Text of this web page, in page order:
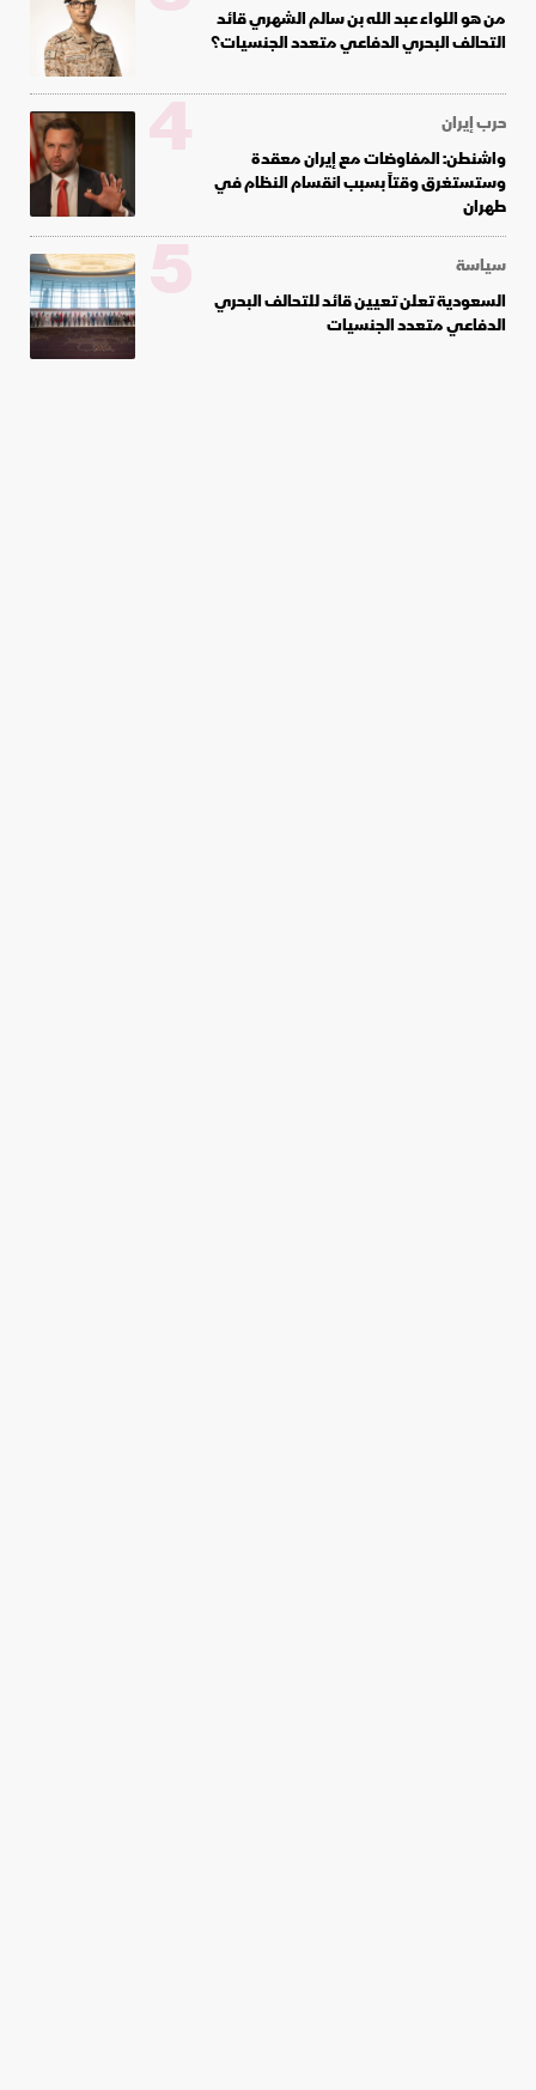
من هو اللواء عبد الله بن سالم الشهري قائد
التحالف البحري الدفاعي متعدد الجنسيات؟
حرب إيران
واشنطن: المفاوضات مع إيران معقدة
وستستغرق وقتاً بسبب انقسام النظام في
طهران
4
سياسة
السعودية تعلن تعيين قائد للتحالف البحري
الدفاعي متعدد الجنسيات
5